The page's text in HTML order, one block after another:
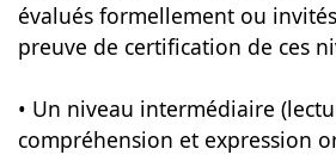
évalués formellement ou
preuve de certification de ces
• Un niveau intermédiaire
compréhension et expression